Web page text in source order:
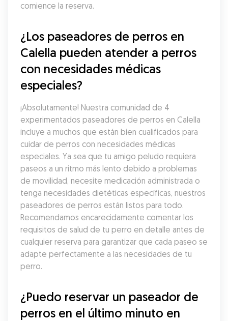
comience la reserva.
¿Los paseadores de perros en
Calella pueden atender a perros
con necesidades médicas
especiales?
¡Absolutamente! Nuestra comunidad de 4
experimentados paseadores de perros en Calella
incluye a muchos que están bien cualificados para
cuidar de perros con necesidades médicas
especiales. Ya sea que tu amigo peludo requiera
paseos a un ritmo más lento debido a problemas
de movilidad, necesite medicación administrada o
tenga necesidades dietéticas específicas, nuestros
paseadores de perros están listos para todo.
Recomendamos encarecidamente comentar los
requisitos de salud de tu perro en detalle antes de
cualquier reserva para garantizar que cada paseo se
adapte perfectamente a las necesidades de tu
perro.
¿Puedo reservar un paseador de
perros en el último minuto en